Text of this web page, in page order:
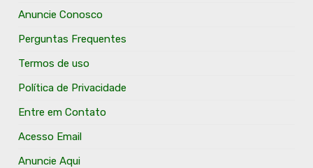
Anuncie Conosco
Perguntas Frequentes
Termos de uso
Política de Privacidade
Entre em Contato
Acesso Email
Anuncie Aqui